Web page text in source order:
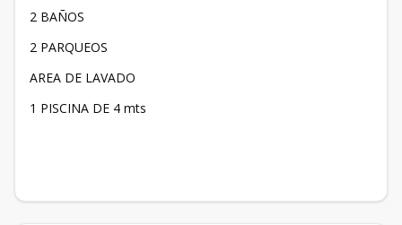
2 BAÑOS
2 PARQUEOS
AREA DE LAVADO
1 PISCINA DE 4 mts